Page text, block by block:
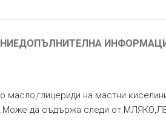
ДОПЪЛНИТЕЛНА
на мастни
да съдържа следи от